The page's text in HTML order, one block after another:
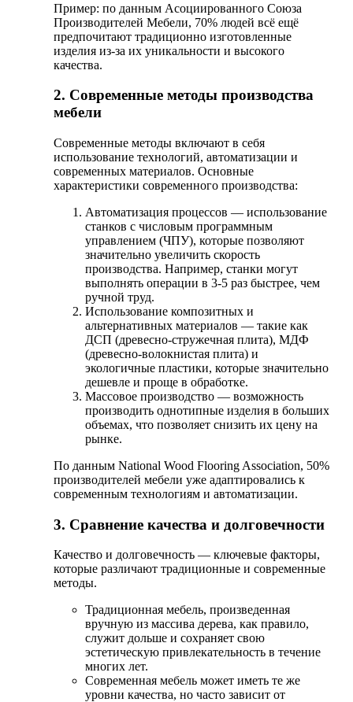
Пример: по данным Асоциированного Союза
Производителей Мебели, 70% людей всё ещё
предпочитают традиционно изготовленные
изделия из-за их уникальности и высокого
качества.
2. Современные методы производства
мебели
Современные методы включают в себя
использование технологий, автоматизации и
современных материалов. Основные
характеристики современного производства:
Автоматизация процессов — использование
станков с числовым программным
управлением (ЧПУ), которые позволяют
значительно увеличить скорость
производства. Например, станки могут
выполнять операции в 3-5 раз быстрее, чем
ручной труд.
Использование композитных и
альтернативных материалов — такие как
ДСП (древесно-стружечная плита), МДФ
(древесно-волокнистая плита) и
экологичные пластики, которые значительно
дешевле и проще в обработке.
Массовое производство — возможность
производить однотипные изделия в больших
объемах, что позволяет снизить их цену на
рынке.
По данным National Wood Flooring Association, 50%
производителей мебели уже адаптировались к
современным технологиям и автоматизации.
3. Сравнение качества и долговечности
Качество и долговечность — ключевые факторы,
которые различают традиционные и современные
методы.
Традиционная мебель, произведенная
вручную из массива дерева, как правило,
служит дольше и сохраняет свою
эстетическую привлекательность в течение
многих лет.
Современная мебель может иметь те же
уровни качества, но часто зависит от